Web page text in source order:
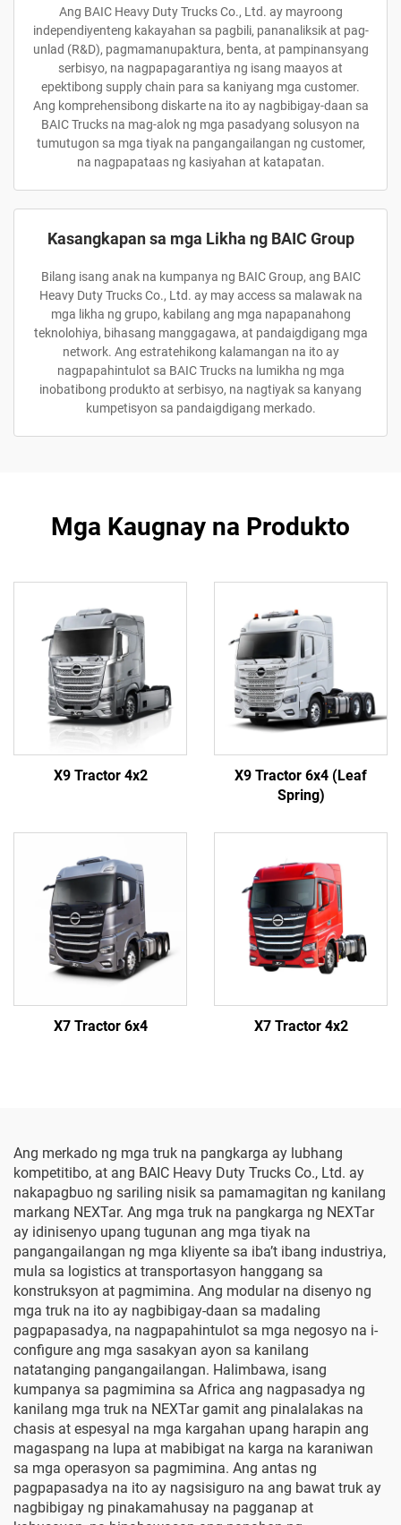
Ang BAIC Heavy Duty Trucks Co., Ltd. ay mayroong
independiyenteng kakayahan sa pagbili, pananaliksik at pag-
unlad (R&D), pagmamanupaktura, benta, at pampinansyang
serbisyo, na nagpapagarantiya ng isang maayos at
epektibong supply chain para sa kaniyang mga customer.
Ang komprehensibong diskarte na ito ay nagbibigay-daan sa
BAIC Trucks na mag-alok ng mga pasadyang solusyon na
tumutugon sa mga tiyak na pangangailangan ng customer,
na nagpapataas ng kasiyahan at katapatan.
Kasangkapan sa mga Likha ng BAIC Group
Bilang isang anak na kumpanya ng BAIC Group, ang BAIC
Heavy Duty Trucks Co., Ltd. ay may access sa malawak na
mga likha ng grupo, kabilang ang mga napapanahong
teknolohiya, bihasang manggagawa, at pandaigdigang mga
network. Ang estratehikong kalamangan na ito ay
nagpapahintulot sa BAIC Trucks na lumikha ng mga
inobatibong produkto at serbisyo, na nagtiyak sa kanyang
kumpetisyon sa pandaigdigang merkado.
Mga Kaugnay na Produkto
X9 Tractor 4x2
X9 Tractor 6x4 (Leaf
Spring)
X7 Tractor 6x4 X7 Tractor 4x2
Ang merkado ng mga truk na pangkarga ay lubhang
kompetitibo, at ang BAIC Heavy Duty Trucks Co., Ltd. ay
nakapagbuo ng sariling nisik sa pamamagitan ng kanilang
markang NEXTar. Ang mga truk na pangkarga ng NEXTar
ay idinisenyo upang tugunan ang mga tiyak na
pangangailangan ng mga kliyente sa iba’t ibang industriya,
mula sa logistics at transportasyon hanggang sa
konstruksyon at pagmimina. Ang modular na disenyo ng
mga truk na ito ay nagbibigay-daan sa madaling
pagpapasadya, na nagpapahintulot sa mga negosyo na i-
configure ang mga sasakyan ayon sa kanilang
natatanging pangangailangan. Halimbawa, isang
kumpanya sa pagmimina sa Africa ang nagpasadya ng
kanilang mga truk na NEXTar gamit ang pinalalakas na
chasis at espesyal na mga kargahan upang harapin ang
magaspang na lupa at mabibigat na karga na karaniwan
sa mga operasyon sa pagmimina. Ang antas ng
pagpapasadya na ito ay nagsisiguro na ang bawat truk ay
nagbibigay ng pinakamahusay na pagganap at